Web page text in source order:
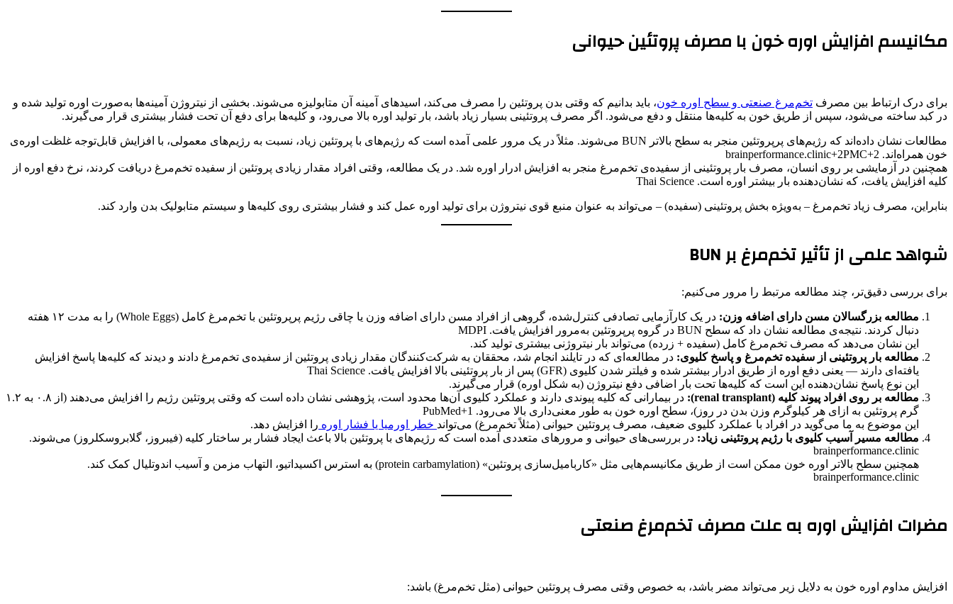
مکانیسم افزایش اوره خون با مصرف پروتئین حیوانی
برای درک ارتباط بین مصرف تخم‌مرغ صنعتی و سطح اوره خون، باید بدانیم که وقتی بدن پروتئین را مصرف می‌کند، اسیدهای آمینه آن متابولیزه می‌شوند. بخشی از نیتروژن آمینه‌ها به‌صورت اوره تولید شده و
در کبد ساخته می‌شود، سپس از طریق خون به کلیه‌ها منتقل و دفع می‌شود. اگر مصرف پروتئینی بسیار زیاد باشد، بار تولید اوره بالا می‌رود، و کلیه‌ها برای دفع آن تحت فشار بیشتری قرار می‌گیرند.
مطالعات نشان داده‌اند که رژیم‌های پرپروتئین منجر به سطح بالاتر BUN می‌شوند. مثلاً در یک مرور علمی آمده است که رژیم‌های با پروتئین زیاد، نسبت به رژیم‌های معمولی، با افزایش قابل‌توجه غلظت اوره‌ی
خون همراه‌اند. brainperformance.clinic+2PMC+2
همچنین در آزمایشی بر روی انسان، مصرف بار پروتئینی از سفیده‌ی تخم‌مرغ منجر به افزایش ادرار اوره شد. در یک مطالعه، وقتی افراد مقدار زیادی پروتئین از سفیده تخم‌مرغ دریافت کردند، نرخ دفع اوره از
کلیه افزایش یافت، که نشان‌دهنده بار بیشتر اوره است. Thai Science
بنابراین، مصرف زیاد تخم‌مرغ – به‌ویژه بخش پروتئینی (سفیده) – می‌تواند به عنوان منبع قوی نیتروژن برای تولید اوره عمل کند و فشار بیشتری روی کلیه‌ها و سیستم متابولیک بدن وارد کند.
شواهد علمی از تأثیر تخم‌مرغ بر BUN
برای بررسی دقیق‌تر، چند مطالعه مرتبط را مرور می‌کنیم:
مطالعه بزرگسالان مسن دارای اضافه وزن:
در یک کارآزمایی تصادفی کنترل‌شده، گروهی از افراد مسن دارای اضافه وزن یا چاقی رژیم پرپروتئین با تخم‌مرغ کامل (Whole Eggs) را به مدت ۱۲ هفته
دنبال کردند. نتیجه‌ی مطالعه نشان داد که سطح BUN در گروه پرپروتئین به‌مرور افزایش یافت. MDPI
این نشان می‌دهد که مصرف تخم‌مرغ کامل (سفیده + زرده) می‌تواند بار نیتروژنی بیشتری تولید کند.
مطالعه بار پروتئینی از سفیده تخم‌مرغ و پاسخ کلیوی: در مطالعه‌ای که در تایلند انجام شد، محققان به شرکت‌کنندگان مقدار زیادی پروتئین از سفیده‌ی تخم‌مرغ دادند و دیدند که کلیه‌ها پاسخ افزایش
یافته‌ای دارند — یعنی دفع اوره از طریق ادرار بیشتر شده و فیلتر شدن کلیوی (GFR) پس از بار پروتئینی بالا افزایش یافت. Thai Science
این نوع پاسخ نشان‌دهنده این است که کلیه‌ها تحت بار اضافی دفع نیتروژن (به شکل اوره) قرار می‌گیرند.
مطالعه بر روی افراد پیوند کلیه (renal transplant):
در بیمارانی که کلیه پیوندی دارند و عملکرد کلیوی آن‌ها محدود است، پژوهشی نشان داده است که وقتی پروتئین رژیم را افزایش می‌دهند (از ۰.۸ به ۱.۲
گرم پروتئین به ازای هر کیلوگرم وزن بدن در روز)، سطح اوره خون به طور معنی‌داری بالا می‌رود. PubMed+1
این موضوع به ما می‌گوید در افراد با عملکرد کلیوی ضعیف، مصرف پروتئین حیوانی (مثلاً تخم‌مرغ) می‌تواند خطر اورمیا یا فشار اوره را افزایش دهد.
مطالعه مسیر آسیب کلیوی با رژیم پروتئینی زیاد: در بررسی‌های حیوانی و مرور‌های متعددی آمده است که رژیم‌های با پروتئین بالا باعث ایجاد فشار بر ساختار کلیه (فیبروز، گلابروسکلروز) می‌شوند.
brainperformance.clinic
همچنین سطح بالاتر اوره خون ممکن است از طریق مکانیسم‌هایی مثل «کاربامیل‌سازی پروتئین» (protein carbamylation) به استرس اکسیداتیو، التهاب مزمن و آسیب اندوتلیال کمک کند.
brainperformance.clinic
مضرات افزایش اوره به علت مصرف تخم‌مرغ صنعتی
افزایش مداوم اوره خون به دلایل زیر می‌تواند مضر باشد، به خصوص وقتی مصرف پروتئین حیوانی (مثل تخم‌مرغ) باشد: